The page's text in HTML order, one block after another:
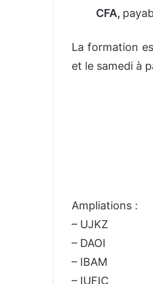
CFA,
La formation
et le samedi à
Ampliations :
– UJKZ
– DAOI
– IBAM
– IUFIC